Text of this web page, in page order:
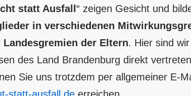
statt Ausfall “ zeigen Gesicht und
in verschiedenen
der Eltern. Hier sind
des Land Brandenburg direkt
Sie uns trotzdem per allgemeiner E-